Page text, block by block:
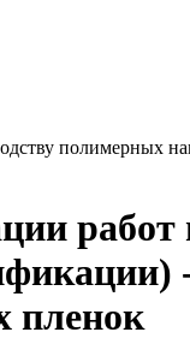
полимерных
пленок